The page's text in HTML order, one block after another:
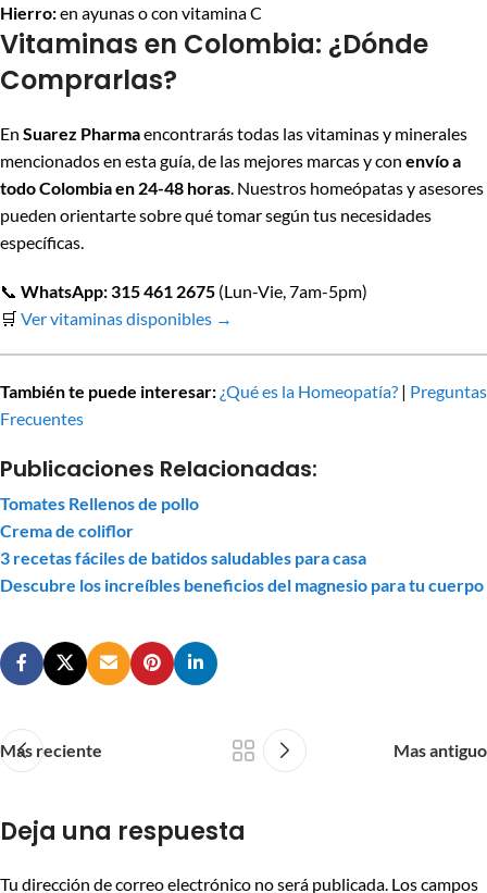
Hierro:en ayunas o con vitamina C
Vitaminas en Colombia: ¿Dónde
Comprarlas?
En Suarez Pharmaencontrarás todas las vitaminas y minerales
mencionados en esta guía, de las mejores marcas y con envío a
todo Colombia en 24-48 horas . Nuestros homeópatas y asesores
pueden orientarte sobre qué tomar según tus necesidades
específicas.
📞 WhatsApp: 315 461 2675 (Lun-Vie, 7am-5pm)
🛒 Ver vitaminas disponibles →
También te puede interesar: ¿Qué es la Homeopatía? | Preguntas
Frecuentes
Publicaciones Relacionadas:
Tomates Rellenos de pollo
Crema de coliflor
3 recetas fáciles de batidos saludables para casa
Descubre los increíbles beneficios del magnesio para tu cuerpo
Mas reciente Mas antiguo
Deja una respuesta
Tu dirección de correo electrónico no será publicada. Los campos